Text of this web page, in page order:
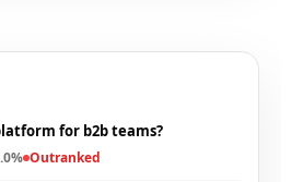
for b2b teams?
Outranked